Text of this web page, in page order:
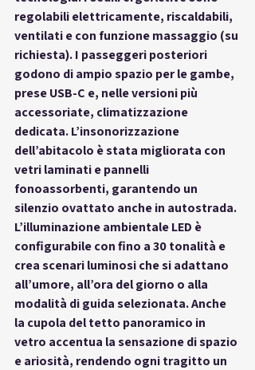
regolabili elettricamente, riscaldabili,
ventilati e con funzione massaggio (su
richiesta). I passeggeri posteriori
godono di ampio spazio per le gambe,
prese USB-C e, nelle versioni più
accessoriate, climatizzazione
dedicata. L’insonorizzazione
dell’abitacolo è stata migliorata con
vetri laminati e pannelli
fonoassorbenti, garantendo un
silenzio ovattato anche in autostrada.
L’illuminazione ambientale LED è
configurabile con fino a 30 tonalità e
crea scenari luminosi che si adattano
all’umore, all’ora del giorno o alla
modalità di guida selezionata. Anche
la cupola del tetto panoramico in
vetro accentua la sensazione di spazio
e ariosità, rendendo ogni tragitto un